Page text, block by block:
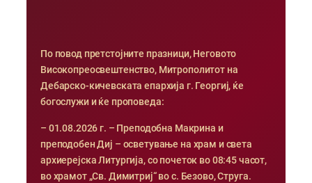
По повод претстојните празници, Неговото
Високопреосвештенство, Митрополитот на
Дебарско-кичевската епархија г. Георгиј, ќе
богослужи и ќе проповеда:
– 01.08.2026 г. – Преподобна Макрина и
преподобен Диј – осветување на храм и света
архиерејска Литургија, со почеток во 08:45 часот,
во храмот „Св. Димитриј“ во с. Безово, Струга.